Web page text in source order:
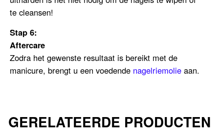
te cleansen!
Stap 6:
Aftercare
Zodra het gewenste resultaat is bereikt met de
manicure, brengt u een voedende nagelriemolie aan.
GERELATEERDE PRODUCTEN